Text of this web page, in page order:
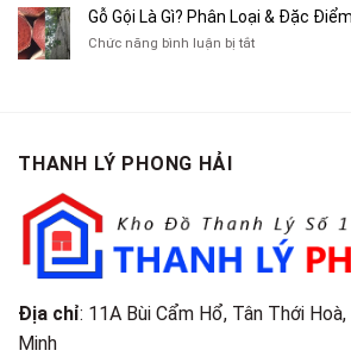
Cũ
TP.HCM
Tạp
Chí
Bán
Áo
Chít
Là
Gỗ Gội Là Gì? Phân Loại & Đặc
Chức năng bình luận bị tắtở
Điểm
Nhận
Biết
THANH LÝ PHONG HẢI
Địa chỉ: 11A Bùi Cẩm Hổ, Tân Thới
Minh